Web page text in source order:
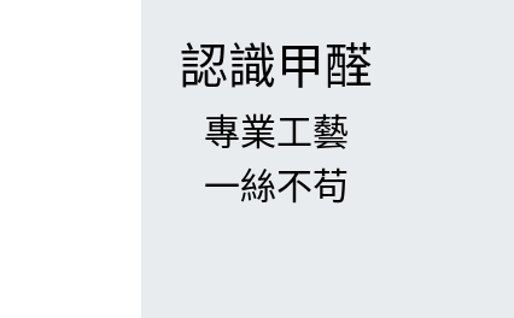
認識甲醛
專業工藝
一絲不苟